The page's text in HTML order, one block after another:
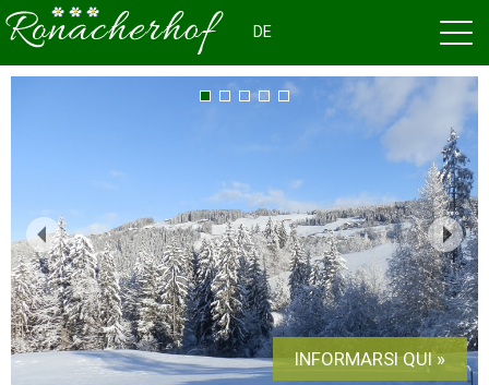
1 2 3 4 5
INFORMARSI QUI »
DE